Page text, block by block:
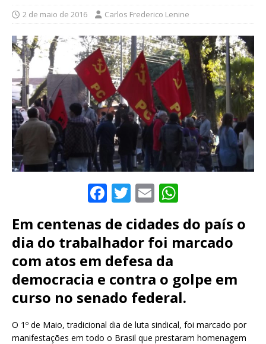
2 de maio de 2016 Carlos Frederico Lenine
F
a
c
e
b
o
o
k
T
w
it
te
r
E
m
ai
l
h
at
s
A
p
p
Em centenas de cidades do país o
dia do trabalhador foi marcado
com atos em defesa da
democracia e contra o golpe em
curso no senado federal.
O 1º de Maio, tradicional dia de luta sindical, foi marcado por
manifestações em todo o Brasil que prestaram homenagem